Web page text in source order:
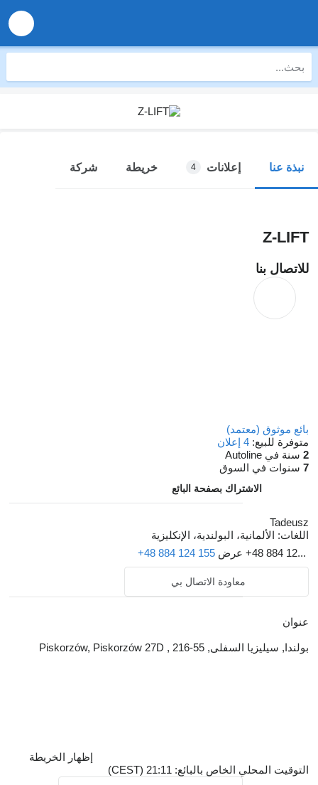
نبذة عنا إعلانات 4 خريطة شركة
Z-LIFT
للاتصال بنا
بائع موثوق (معتمد)
متوفرة للبيع: 4 إعلان
2 سنة في Autoline
7 سنوات في السوق
الاشتراك بصفحة البائع
Tadeusz
اللغات: الألمانية، البولندية، الإنكليزية
+48 884 12... عرض +48 884 124 155
معاودة الاتصال بي
عنوان
بولندا, سيليزيا السفلى, 55-216 , Piskorzów, Piskorzów 27D
إظهار الخريطة
التوقيت المحلي الخاص بالبائع: 21:11 (CEST)